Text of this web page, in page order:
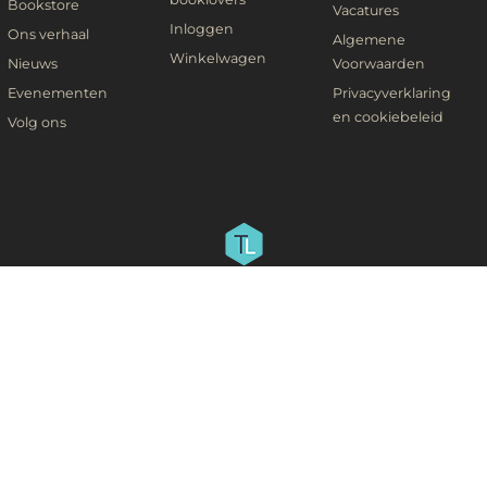
Bookstore
Ons verhaal
Nieuws
Evenementen
Volg ons
Inloggen
Winkelwagen
Vacatures
Algemene
Voorwaarden
Privacyverklaring
en cookiebeleid